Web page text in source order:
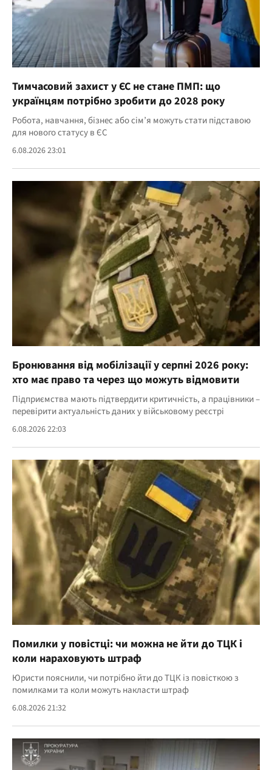
Тимчасовий захист у ЄС не стане ПМП: що
українцям потрібно зробити до 2028 року
Робота, навчання, бізнес або сім’я можуть стати підставою
для нового статусу в ЄС
6.08.2026 23:01
Бронювання від мобілізації у серпні 2026 року:
хто має право та через що можуть відмовити
Підприємства мають підтвердити критичність, а працівники –
перевірити актуальність даних у військовому реєстрі
6.08.2026 22:03
Помилки у повістці: чи можна не йти до ТЦК і
коли нараховують штраф
Юристи пояснили, чи потрібно йти до ТЦК із повісткою з
помилками та коли можуть накласти штраф
6.08.2026 21:32